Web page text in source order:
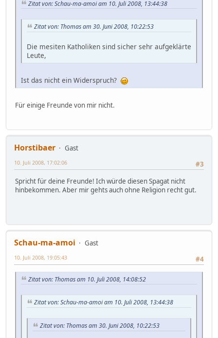
Zitat von: Schau-ma-amoi am 10. Juli 2008, 13:44:38
Zitat von: Thomas am 30. Juni 2008, 10:22:53
Die mesiten Katholiken sind sicher sehr aufgeklärte
Leute,
Ist das nicht ein Widerspruch?
Für einige Freunde von mir nicht.
Horstibaer
Gast
#3
10. Juli 2008, 17:02:06
Spricht für deine Freunde! Ich würde diesen Spagat nicht
hinbekommen. Aber mir gehts auch ohne Religion recht gut.
Schau-ma-amoi
Gast
#4
10. Juli 2008, 19:05:43
Zitat von: Thomas am 10. Juli 2008, 14:08:52
Zitat von: Schau-ma-amoi am 10. Juli 2008, 13:44:38
Zitat von: Thomas am 30. Juni 2008, 10:22:53